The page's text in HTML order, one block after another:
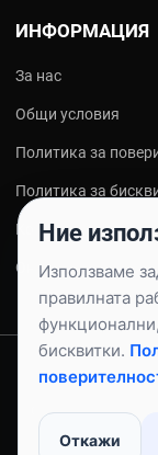
ИНФОРМАЦИЯ
За нас
Общи условия
Политика за
Политика за
Контакти
Онлайн решаване
© 2026
ОНЛАЙН
Ние
Използваме
правилната
бисквитки.
Откажи